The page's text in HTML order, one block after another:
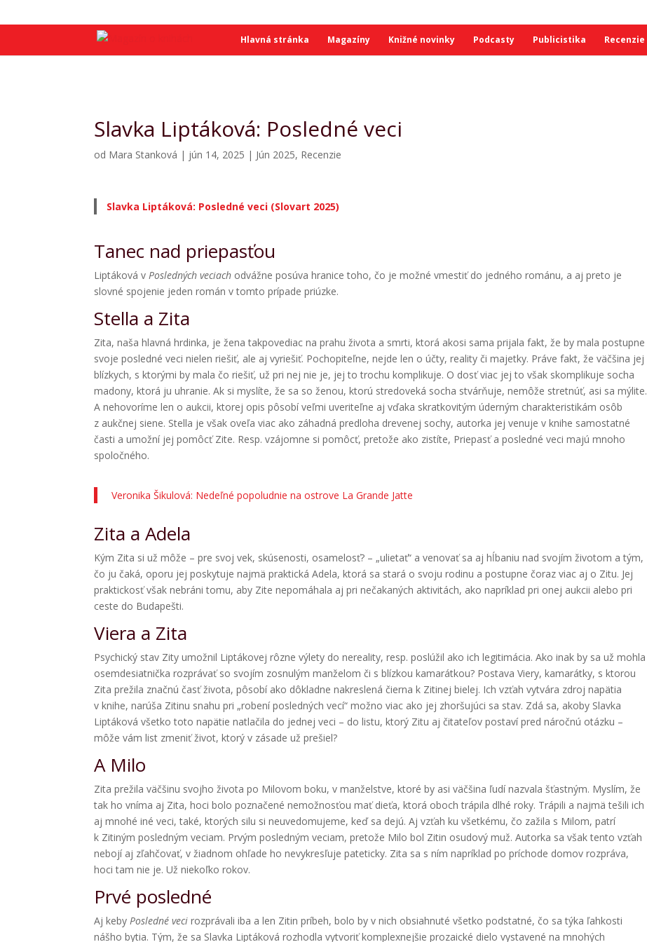
Hlavná stránka Magazíny Knižné novinky Podcasty Publicistika Recenzie
Slavka Liptáková: Posledné veci
od Mara Stanková | jún 14, 2025 | Jún 2025, Recenzie
Slavka Liptáková: Posledné veci (Slovart 2025)
Tanec nad priepasťou
Liptáková v Posledných veciach odvážne posúva hranice toho, čo je možné vmestiť do jedného románu, a aj preto je
slovné spojenie jeden román v tomto prípade priúzke.
Stella a Zita
Zita, naša hlavná hrdinka, je žena takpovediac na prahu života a smrti, ktorá akosi sama prijala fakt, že by mala postupne
svoje posledné veci nielen riešiť, ale aj vyriešiť. Pochopiteľne, nejde len o účty, reality či majetky. Práve fakt, že väčšina jej
blízkych, s ktorými by mala čo riešiť, už pri nej nie je, jej to trochu komplikuje. O dosť viac jej to však skomplikuje socha
madony, ktorá ju uhranie. Ak si myslíte, že sa so ženou, ktorú stredoveká socha stvárňuje, nemôže stretnúť, asi sa mýlite.
A nehovoríme len o aukcii, ktorej opis pôsobí veľmi uveriteľne aj vďaka skratkovitým úderným charakteristikám osôb
z aukčnej siene. Stella je však oveľa viac ako záhadná predloha drevenej sochy, autorka jej venuje v knihe samostatné
časti a umožní jej pomôcť Zite. Resp. vzájomne si pomôcť, pretože ako zistíte, Priepasť a posledné veci majú mnoho
spoločného.
Veronika Šikulová: Nedeľné popoludnie na ostrove La Grande Jatte
Zita a Adela
Kým Zita si už môže – pre svoj vek, skúsenosti, osamelosť? – „ulietať“ a venovať sa aj hĺbaniu nad svojím životom a tým,
čo ju čaká, oporu jej poskytuje najmä praktická Adela, ktorá sa stará o svoju rodinu a postupne čoraz viac aj o Zitu. Jej
praktickosť však nebráni tomu, aby Zite nepomáhala aj pri nečakaných aktivitách, ako napríklad pri onej aukcii alebo pri
ceste do Budapešti.
Viera a Zita
Psychický stav Zity umožnil Liptákovej rôzne výlety do nereality, resp. poslúžil ako ich legitimácia. Ako inak by sa už mohla
osemdesiatnička rozprávať so svojím zosnulým manželom či s blízkou kamarátkou? Postava Viery, kamarátky, s ktorou
Zita prežila značnú časť života, pôsobí ako dôkladne nakreslená čierna k Zitinej bielej. Ich vzťah vytvára zdroj napätia
v knihe, narúša Zitinu snahu pri „robení posledných vecí“ možno viac ako jej zhoršujúci sa stav. Zdá sa, akoby Slavka
Liptáková všetko toto napätie natlačila do jednej veci – do listu, ktorý Zitu aj čitateľov postaví pred náročnú otázku –
môže vám list zmeniť život, ktorý v zásade už prešiel?
A Milo
Zita prežila väčšinu svojho života po Milovom boku, v manželstve, ktoré by asi väčšina ľudí nazvala šťastným. Myslím, že
tak ho vníma aj Zita, hoci bolo poznačené nemožnosťou mať dieťa, ktorá oboch trápila dlhé roky. Trápili a najmä tešili ich
aj mnohé iné veci, také, ktorých silu si neuvedomujeme, keď sa dejú. Aj vzťah ku všetkému, čo zažila s Milom, patrí
k Zitiným posledným veciam. Prvým posledným veciam, pretože Milo bol Zitin osudový muž. Autorka sa však tento vzťah
nebojí aj zľahčovať, v žiadnom ohľade ho nevykresľuje pateticky. Zita sa s ním napríklad po príchode domov rozpráva,
hoci tam nie je. Už niekoľko rokov.
Prvé posledné
Aj keby Posledné veci rozprávali iba a len Zitin príbeh, bolo by v nich obsiahnuté všetko podstatné, čo sa týka ľahkosti
nášho bytia. Tým, že sa Slavka Liptáková rozhodla vytvoriť komplexnejšie prozaické dielo vystavené na mnohých